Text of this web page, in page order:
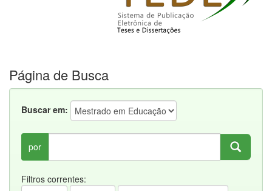
Página de Busca
Buscar em:
por
Filtros correntes: